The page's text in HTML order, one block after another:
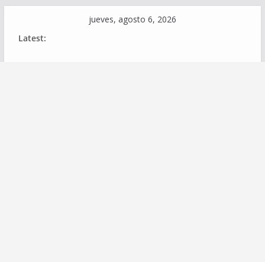
jueves, agosto 6, 2026
Latest: